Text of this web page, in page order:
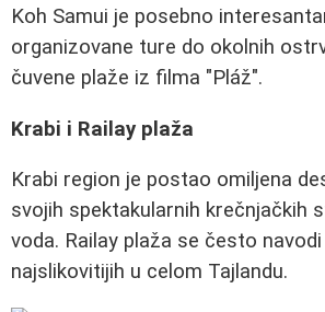
Koh Samui je posebno
organizovane ture do okolnih
čuvene plaže iz filma "Pláž".
Krabi i Railay plaža
Krabi region je postao omiljena
svojih spektakularnih krečnjačkih
voda. Railay plaža se često
najslikovitijih u celom Tajlandu.